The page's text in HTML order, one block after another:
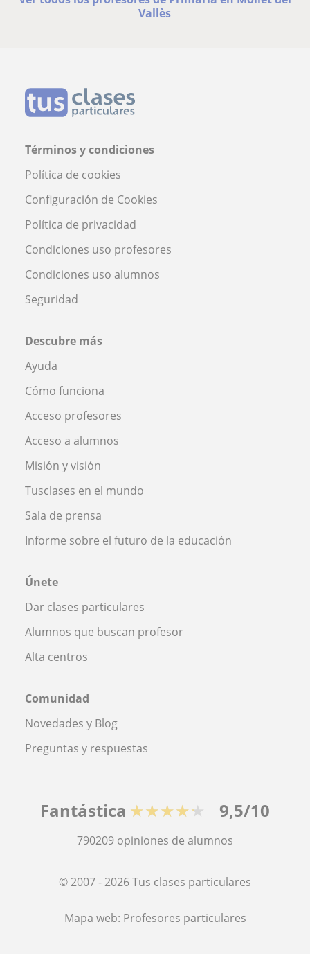
Vallès
Términos y condiciones
Política de cookies
Configuración de Cookies
Política de privacidad
Condiciones uso profesores
Condiciones uso alumnos
Seguridad
Descubre más
Ayuda
Cómo funciona
Acceso profesores
Acceso a alumnos
Misión y visión
Tusclases en el mundo
Sala de prensa
Informe sobre el futuro de la educación
Únete
Dar clases particulares
Alumnos que buscan profesor
Alta centros
Comunidad
Novedades y Blog
Preguntas y respuestas
Fantástica ★★★★★ 9,5/10
790209 opiniones de alumnos
© 2007 - 2026 Tus clases particulares
Mapa web: Profesores particulares